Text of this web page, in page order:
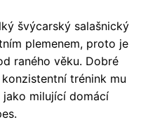
švýcarský salašnický
plemenem, proto je
raného věku. Dobré
trénink mu
milující domácí